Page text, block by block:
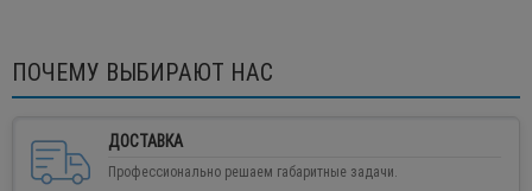
ПОЧЕМУ ВЫБИРАЮТ НАС
ДОСТАВКА
Профессионально решаем габаритные задачи.